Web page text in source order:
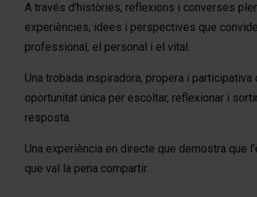
A través d'històries, reflexions i converses
experiències, idees i perspectives que
professional, el personal i el vital.
Una trobada inspiradora, propera i
oportunitat única per escoltar, reflexionar i
resposta.
Una experiència en directe que demostra que
que val la pena compartir.